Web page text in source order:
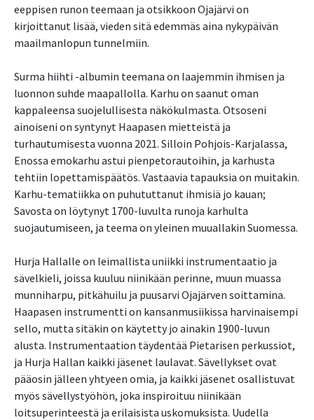
eeppisen runon teemaan ja otsikkoon Ojajärvi on
kirjoittanut lisää, vieden sitä edemmäs aina nykypäivän
maailmanlopun tunnelmiin.
Surma hiihti -albumin teemana on laajemmin ihmisen ja
luonnon suhde maapallolla. Karhu on saanut oman
kappaleensa suojelullisesta näkökulmasta. Otsoseni
ainoiseni on syntynyt Haapasen mietteistä ja
turhautumisesta vuonna 2021. Silloin Pohjois-Karjalassa,
Enossa emokarhu astui pienpetorautoihin, ja karhusta
tehtiin lopettamispäätös. Vastaavia tapauksia on muitakin.
Karhu-tematiikka on puhututtanut ihmisiä jo kauan;
Savosta on löytynyt 1700-luvulta runoja karhulta
suojautumiseen, ja teema on yleinen muuallakin Suomessa.
Hurja Hallalle on leimallista uniikki instrumentaatio ja
sävelkieli, joissa kuuluu niinikään perinne, muun muassa
munniharpu, pitkähuilu ja puusarvi Ojajärven soittamina.
Haapasen instrumentti on kansanmusiikissa harvinaisempi
sello, mutta sitäkin on käytetty jo ainakin 1900-luvun
alusta. Instrumentaation täydentää Pietarisen perkussiot,
ja Hurja Hallan kaikki jäsenet laulavat. Sävellykset ovat
pääosin jälleen yhtyeen omia, ja kaikki jäsenet osallistuvat
myös sävellystyöhön, joka inspiroituu niinikään
loitsuperinteestä ja erilaisista uskomuksista. Uudella